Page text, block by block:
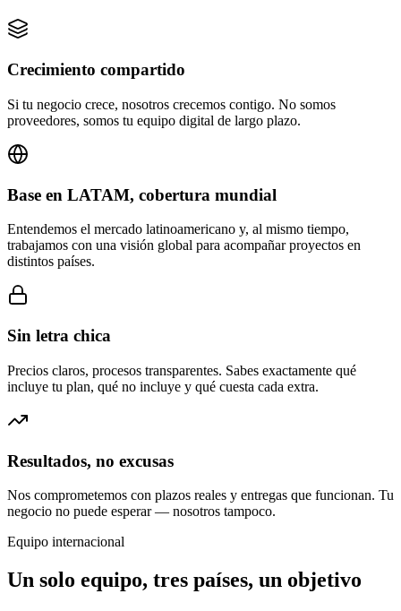
Crecimiento compartido
Si tu negocio crece, nosotros crecemos contigo. No somos
proveedores, somos tu equipo digital de largo plazo.
Base en LATAM, cobertura mundial
Entendemos el mercado latinoamericano y, al mismo tiempo,
trabajamos con una visión global para acompañar proyectos en
distintos países.
Sin letra chica
Precios claros, procesos transparentes. Sabes exactamente qué
incluye tu plan, qué no incluye y qué cuesta cada extra.
Resultados, no excusas
Nos comprometemos con plazos reales y entregas que funcionan. Tu
negocio no puede esperar — nosotros tampoco.
Equipo internacional
Un solo equipo, tres países, un objetivo